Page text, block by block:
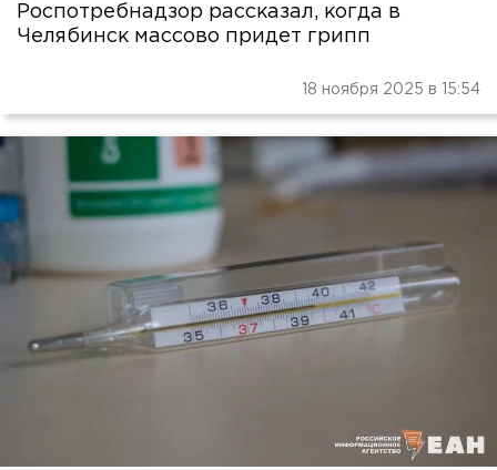
Роспотребнадзор рассказал, когда в
Челябинск массово придет грипп
18 ноября 2025 в 15:54